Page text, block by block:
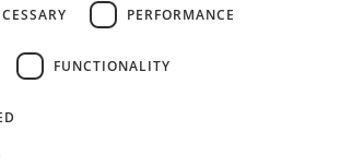
Libro de reclamaciones
PERFORMANCE
FUNCTIONALITY